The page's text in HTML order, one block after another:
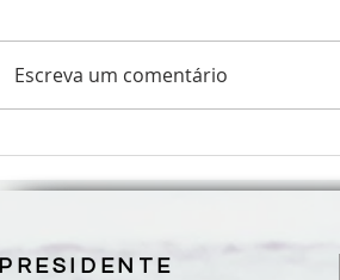
Roteiro para Celebração da
Palavra - 18º Domingo do
Escreva um comentário
PRESIDENTE